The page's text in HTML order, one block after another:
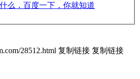
么，百度一下，你就知道
28512.html 复制链接 复制链接